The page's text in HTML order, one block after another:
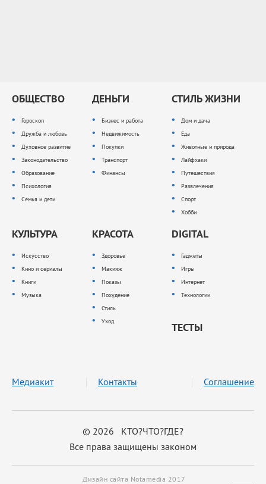
ОБЩЕСТВО
Гороскоп
Дружба и любовь
Духовное развитие
Законодательство
Образование
Психология
Семья и дети
ДЕНЬГИ
Бизнес и работа
Недвижимость
Покупки
Транспорт
Финансы
СТИЛЬ ЖИЗНИ
Дом и дача
Еда
Животные и природа
Лайфхаки
Путешествия
Развлечения
Спорт
Хобби
КУЛЬТУРА
Искусство
Кино и сериалы
Книги
Музыка
КРАСОТА
Здоровье
Макияж
Показы
Похудение
Стиль
Уход
DIGITAL
Гаджеты
Игры
Интернет
Технологии
ТЕСТЫ
© 2026 КТО?ЧТО?ГДЕ?
Все права защищены законом
Медиакит Контакты Соглашение
Дизайн сайта Notamedia 2017